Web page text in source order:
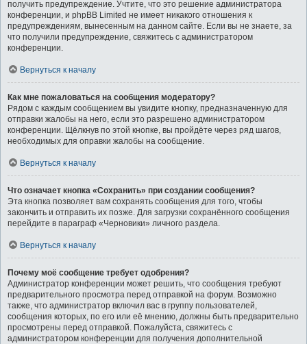
получить предупреждение. Учтите, что это решение администратора
конференции, и phpBB Limited не имеет никакого отношения к
предупреждениям, вынесенным на данном сайте. Если вы не знаете, за
что получили предупреждение, свяжитесь с администратором
конференции.
Вернуться к началу
Как мне пожаловаться на сообщения модератору?
Рядом с каждым сообщением вы увидите кнопку, предназначенную для
отправки жалобы на него, если это разрешено администратором
конференции. Щёлкнув по этой кнопке, вы пройдёте через ряд шагов,
необходимых для оправки жалобы на сообщение.
Вернуться к началу
Что означает кнопка «Сохранить» при создании сообщения?
Эта кнопка позволяет вам сохранять сообщения для того, чтобы
закончить и отправить их позже. Для загрузки сохранённого сообщения
перейдите в параграф «Черновики» личного раздела.
Вернуться к началу
Почему моё сообщение требует одобрения?
Администратор конференции может решить, что сообщения требуют
предварительного просмотра перед отправкой на форум. Возможно
также, что администратор включил вас в группу пользователей,
сообщения которых, по его или её мнению, должны быть предварительно
просмотрены перед отправкой. Пожалуйста, свяжитесь с
администратором конференции для получения дополнительной